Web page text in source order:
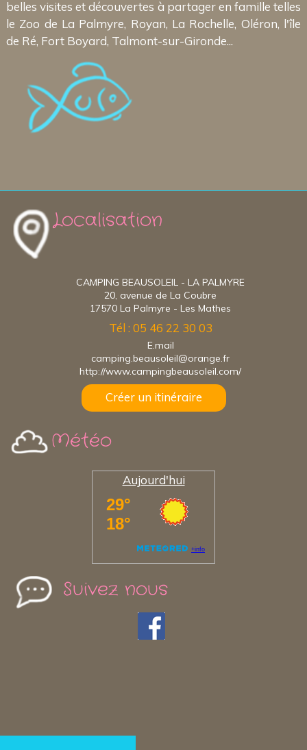
belles visites et découvertes à partager en famille telles
le Zoo de La Palmyre, Royan, La Rochelle, Oléron, l'île
de Ré, Fort Boyard, Talmont-sur-Gironde...
Localisation
CAMPING BEAUSOLEIL - LA PALMYRE
20, avenue de La Coubre
17570 La Palmyre - Les Mathes
Tél : 05 46 22 30 03
E.mail
camping.beausoleil@orange.fr
http://www.campingbeausoleil.com/
Créer un itinéraire
Météo
Aujourd'hui
Suivez nous